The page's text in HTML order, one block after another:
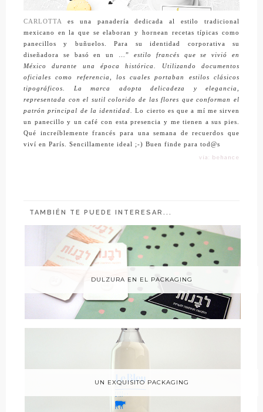
CARLOTTA es una panadería dedicada al estilo tradicional
mexicano en la que se elaboran y hornean recetas típicas como
panecillos y buñuelos. Para su identidad corporativa su
diseñadora se basó
en un …”
estilo francés que se vivió en
México durante una época histórica. Utilizando documentos
oficiales como referencia, los cuales portaban estilos clásicos
tipográficos.
La marca adopta delicadeza y elegancia,
representada con el sutil colorido de las flores que conforman el
patrón principal de la identidad.Lo cierto es que a mí me sirven
un panecillo y un café con esta presencia y me tienen a sus pies.
Qué increíblemente francés para una semana de recuerdos que
viví en París. Sencillamente ideal ;-) Buen finde para tod@s
vía: behance
TAMBIÉN TE PUEDE INTERESAR...
DULZURA EN EL PACKAGING
UN EXQUISITO PACKAGING